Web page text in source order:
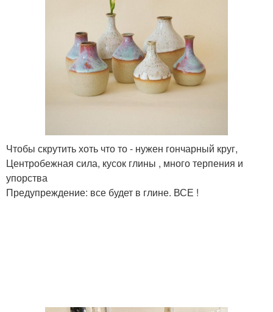
Чтобы скрутить хоть что то - нужен гончарный круг,
Центробежная сила, кусок глины , много терпения и
упорства
Предупреждение: все будет в глине. ВСЕ !